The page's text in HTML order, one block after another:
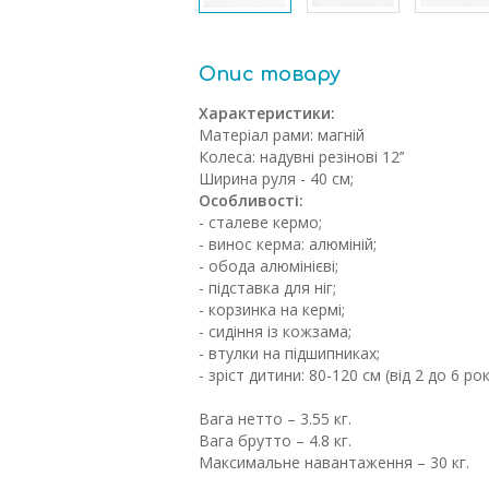
Опис товару
Характеристики:
Матеріал рами: магній
Колеса: надувні резінові 12’’
Ширина руля - 40 см;
Особливості:
- сталеве кермо;
- винос керма: алюміній;
- обода алюмінієві;
- підставка для ніг;
- корзинка на кермі;
- сидіння із кожзама;
- втулки на підшипниках;
- зріст дитини: 80-120 см (від 2 до 6
Вага нетто – 3.55 кг.
Вага брутто – 4.8 кг.
Максимальне навантаження – 30 кг.